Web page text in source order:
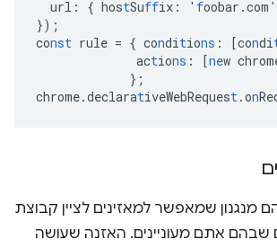
url : { hostSuffix : ' foobar.com'
});
const rule = { conditions : [condi
actions : [new
} ;
chrome.declarativeWebRequest .on
מנגנון שמאפשר למאזינים לציין קבוצת
שבהם אתם מעוניינים. האזנה שעושה